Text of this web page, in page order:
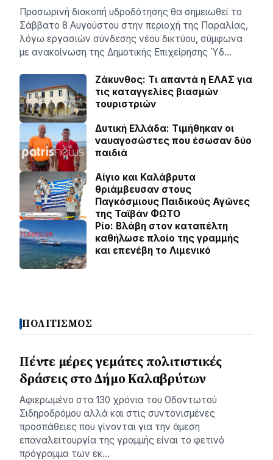
Προσωρινή διακοπή υδροδότησης θα σημειωθεί το
Σάββατο 8 Αυγούστου στην περιοχή της Παραλίας,
λόγω εργασιών σύνδεσης νέου δικτύου, σύμφωνα
με ανακοίνωση της Δημοτικής Επιχείρησης Ύδ…
Ζάκυνθος: Τι απαντά η ΕΛΑΣ για
τις καταγγελίες βιασμών
τουριστριών
Δυτική Ελλάδα: Τιµήθηκαν οι
ναυαγοσώστες που έσωσαν δύο
παιδιά
Αίγιο και Καλάβρυτα
θριάμβευσαν στους
Παγκόσμιους Παιδικούς Αγώνες
της Ταϊβάν ΦΩΤΟ
Ρίο: Βλάβη στον καταπέλτη
καθήλωσε πλοίο της γραμμής
και επενέβη το Λιμενικό
ΠΟΛΙΤΙΣΜΟΣ
Πέντε μέρες γεμάτες πολιτιστικές
δράσεις στο Δήμο Καλαβρύτων
Αφιερωμένο στα 130 χρόνια του Οδοντωτού
Σιδηροδρόμου αλλά και στις συντονισμένες
προσπάθειες που γίνονται για την άμεση
επαναλειτουργία της γραμμής είναι το φετινό
πρόγραμμα των εκ…